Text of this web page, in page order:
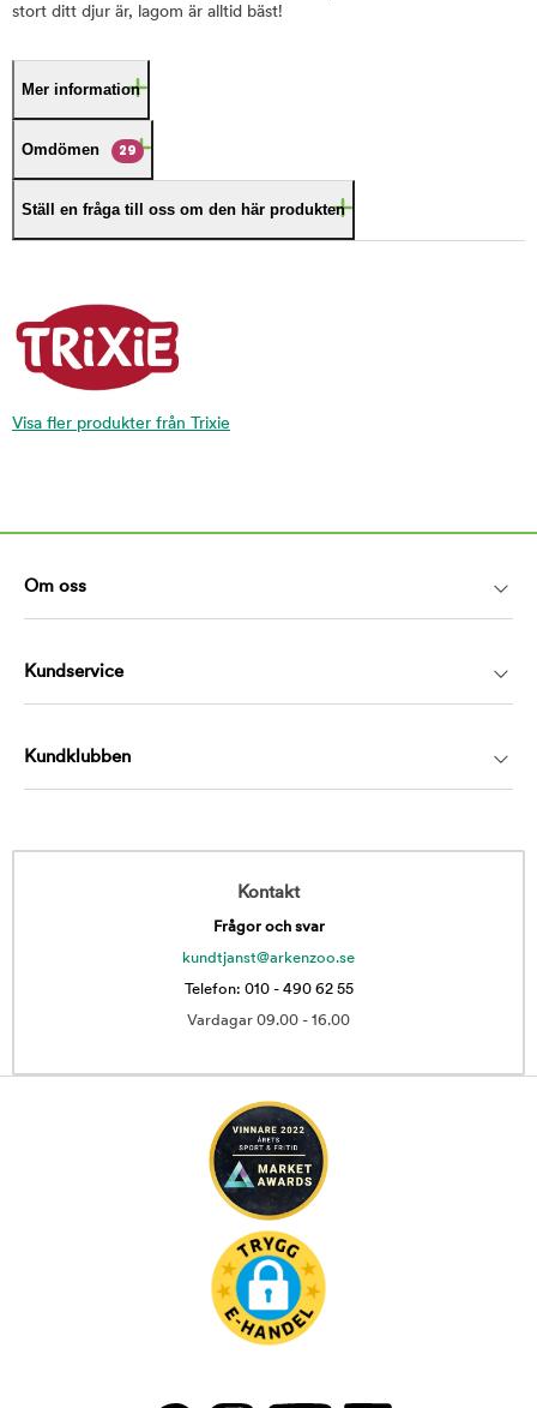
stort ditt djur är, lagom är alltid bäst!
Mer information
Omdömen 29
Ställ en fråga till oss om den här produkten
Visa fler produkter från Trixie
Om oss
Kundservice
Kundklubben
Kontakt
Frågor och svar
kundtjanst@arkenzoo.se
Telefon: 010 - 490 62 55
Vardagar 09.00 - 16.00